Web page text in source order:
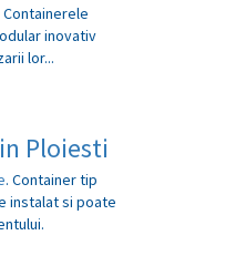
Containerele
inovativ
lor...
Ploiesti
. Container tip
instalat si poate